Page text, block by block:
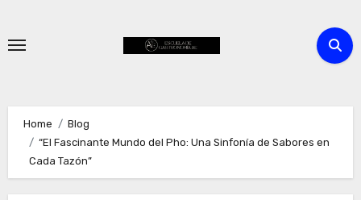
content
Home
Blog
“El Fascinante Mundo del Pho: Una Sinfonía de Sabores en
Cada Tazón”